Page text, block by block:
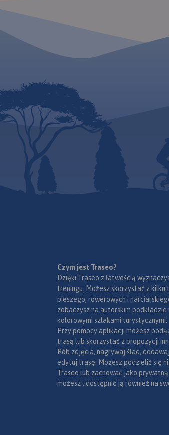
Czym jest Traseo?
Dzięki Traseo z łatwością
treningu. Możesz skorzystać z kilku
pieszego, rowerowych i
zobaczysz na autorskim podkładzie
kolorowymi szlakami turystycznymi.
Przy pomocy aplikacji możesz
trasą lub skorzystać z propozycji
Rób zdjęcia, nagrywaj ślad,
edytuj trasę. Możesz podzielić się
Traseo lub zachować jako
możesz udostępnić ją również na